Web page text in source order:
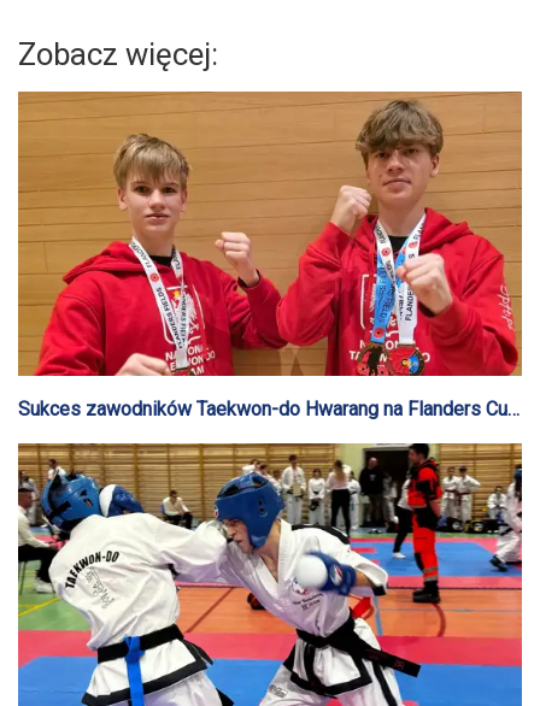
Zobacz więcej:
Sukces zawodników Taekwon-do Hwarang na Flanders Cup